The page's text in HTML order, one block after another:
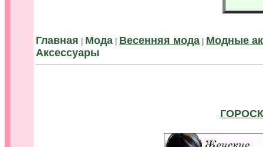
Главная Мода Весенняя мода Модные
Аксессуары